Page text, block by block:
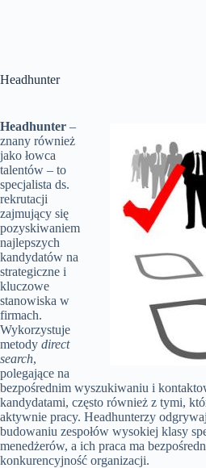
Headhunter
Headhunter –
znany również
jako łowca
talentów – to
specjalista ds.
rekrutacji
zajmujący się
pozyskiwaniem
najlepszych
kandydatów na
strategiczne i
kluczowe
stanowiska w
firmach.
Wykorzystuje
metody direct
search,
polegające na
bezpośrednim wyszukiwaniu i
kandydatami, często również z tymi,
aktywnie pracy. Headhunterzy
budowaniu zespołów wysokiej klasy
menedżerów, a ich praca ma
konkurencyjność organizacji.